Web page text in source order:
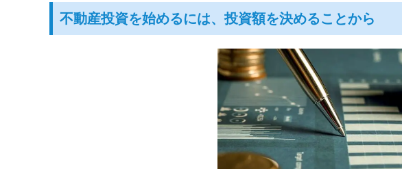
不動産投資を始めるには、投資額を決めることから